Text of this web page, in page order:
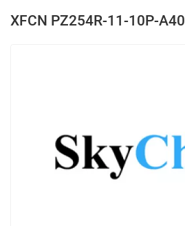
XFCN PZ254R-11-10P-A40